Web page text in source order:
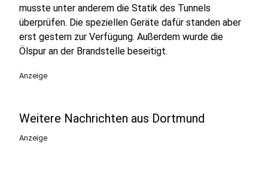
musste unter anderem die Statik des Tunnels
überprüfen. Die speziellen Geräte dafür standen aber
erst gestern zur Verfügung. Außerdem wurde die
Ölspur an der Brandstelle beseitigt.
Anzeige
Weitere Nachrichten aus Dortmund
Anzeige